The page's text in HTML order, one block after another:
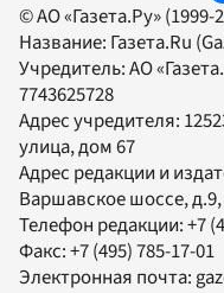
© АО «Газета.Ру»
Название: Газета.Ru
Учредитель:АО
7743625728
Адрес учредителя:
улица, дом 67
Адрес редакции и
Варшавское шоссе,
Телефон редакции:+7
Факс:+7 (495) 785-17-01
Электронная почта: